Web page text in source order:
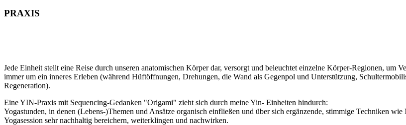
PRAXIS
Jede Einheit stellt eine Reise durch unseren anatomischen Körper dar, versorgt und beleuchtet einzelne Körper-Regionen, um
immer um ein inneres Erleben (während Hüftöffnungen, Drehungen, die Wand als Gegenpol und Unterstützung,
Regeneration).
Eine YIN-Praxis mit Sequencing-Gedanken "Origami" zieht sich durch meine Yin- Einheiten hindurch:
Yogastunden, in denen (Lebens-)Themen und Ansätze organisch einfließen und über sich ergänzende, stimmige Techniken
Yogasession sehr nachhaltig bereichern, weiterklingen und nachwirken.